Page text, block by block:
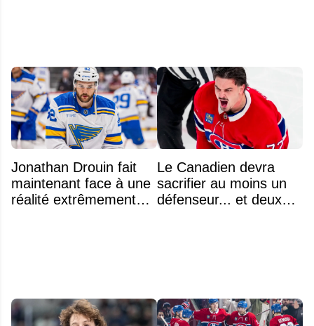
Jonathan Drouin fait
maintenant face à une
réalité extrêmement
Le Canadien devra
sacrifier au moins un
défenseur... et deux